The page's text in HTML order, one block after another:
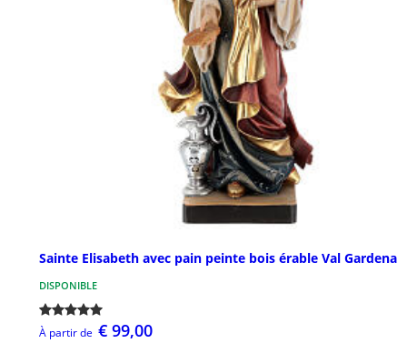
Sainte Elisabeth avec pain peinte bois érable Val Gardena
DISPONIBLE
À partir de € 99,00